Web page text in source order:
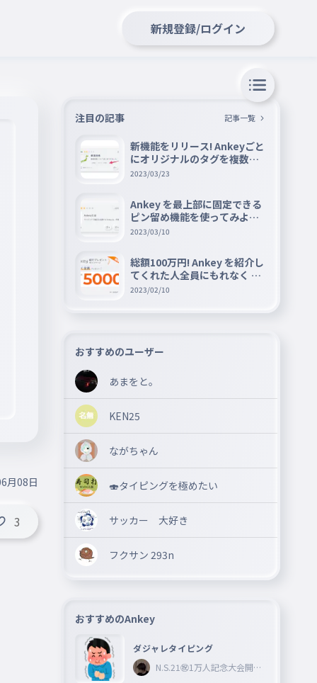
新規登録/ログイン
月08日
3
注目の記事 記事一覧
新機能をリリース! Ankeyごと
にオリジナルのタグを複数設
定できる『タグ機能』を紹介
2023/03/23
Ankey を最上部に固定できる
ピン留め機能を使ってみよう
📌
2023/03/10
総額100万円! Ankey を紹介し
てくれた人全員にもれなく A
mazon ギフト券 5000 円分を
2023/02/10
おすすめのユーザー
あまをと。
KEN25
ながちゃん
🍣タイピングを極めたい
サッカー 大好き
フクサン 293n
おすすめのAnkey
ダジャレタイピング
N.S.21㊗︎1万人記念大会開催